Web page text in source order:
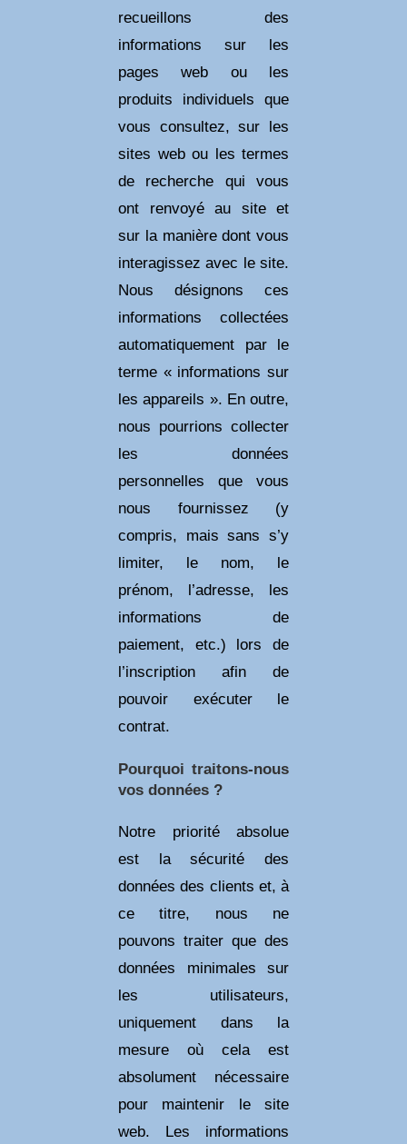
recueillons des
informations sur les
pages web ou les
produits individuels que
vous consultez, sur les
sites web ou les termes
de recherche qui vous
ont renvoyé au site et
sur la manière dont vous
interagissez avec le site.
Nous désignons ces
informations collectées
automatiquement par le
terme « informations sur
les appareils ». En outre,
nous pourrions collecter
les données
personnelles que vous
nous fournissez (y
compris, mais sans s’y
limiter, le nom, le
prénom, l’adresse, les
informations de
paiement, etc.) lors de
l’inscription afin de
pouvoir exécuter le
contrat.
Pourquoi traitons-nous
vos données ?
Notre priorité absolue
est la sécurité des
données des clients et, à
ce titre, nous ne
pouvons traiter que des
données minimales sur
les utilisateurs,
uniquement dans la
mesure où cela est
absolument nécessaire
pour maintenir le site
web. Les informations